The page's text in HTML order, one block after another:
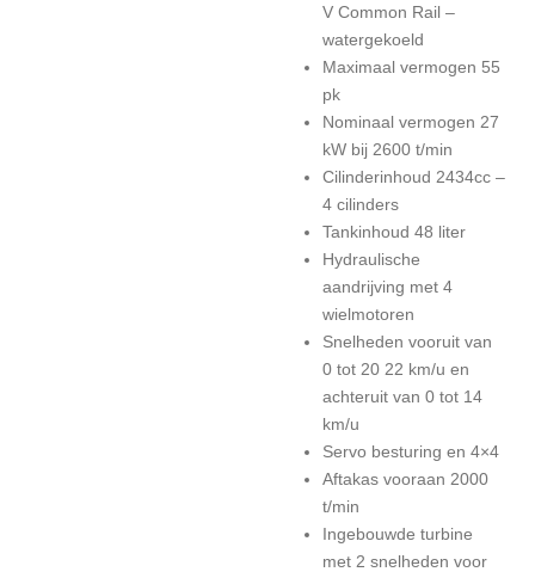
V Common Rail –
watergekoeld
Maximaal vermogen 55
pk
Nominaal vermogen 27
kW bij 2600 t/min
Cilinderinhoud 2434cc –
4 cilinders
Tankinhoud 48 liter
Hydraulische
aandrijving met 4
wielmotoren
Snelheden vooruit van
0 tot 20 22 km/u en
achteruit van 0 tot 14
km/u
Servo besturing en 4×4
Aftakas vooraan 2000
t/min
Ingebouwde turbine
met 2 snelheden voor